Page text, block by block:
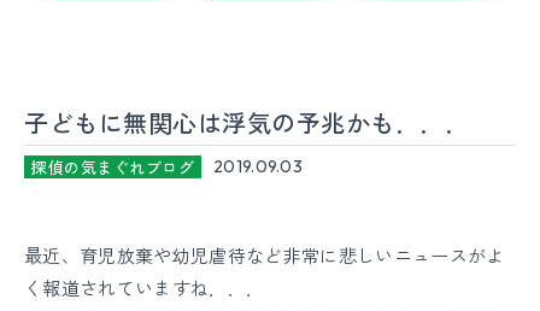
子どもに無関心は浮気の予兆かも．．．
探偵の気まぐれブログ 2019.09.03
最近、育児放棄や幼児虐待など非常に悲しいニュースがよ
く報道されていますね．．．